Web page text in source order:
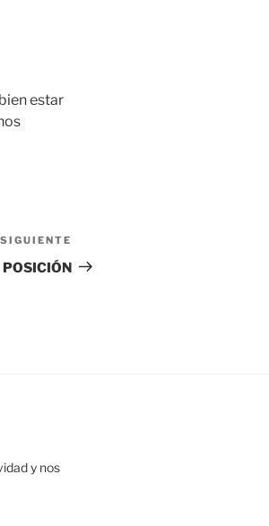
estar
entrada
SIGUIENTE
POSICIÓN
y nos